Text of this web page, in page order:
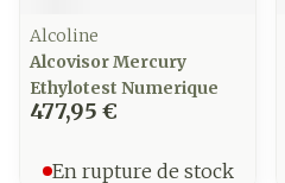
Alcoline
Alcovisor Mercury
Ethylotest Numerique
477,95 €
En rupture de stock